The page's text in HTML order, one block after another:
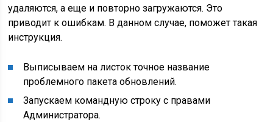
удаляются, а еще и повторно загружаются. Это
приводит к ошибкам. В данном случае, поможет такая
инструкция.
Выписываем на листок точное название
проблемного пакета обновлений.
Запускаем командную строку с правами
Администратора.